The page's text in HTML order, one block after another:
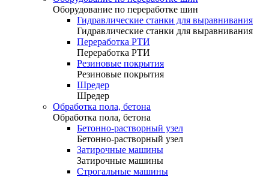
Оборудование по переработке шин
Гидравлические станки для выравнивания
Гидравлические станки для выравнивания
Переработка РТИ
Переработка РТИ
Резиновые покрытия
Резиновые покрытия
Шредер
Шредер
Обработка пола, бетона
Обработка пола, бетона
Бетонно-растворный узел
Бетонно-растворный узел
Затирочные машины
Затирочные машины
Строгальные машины